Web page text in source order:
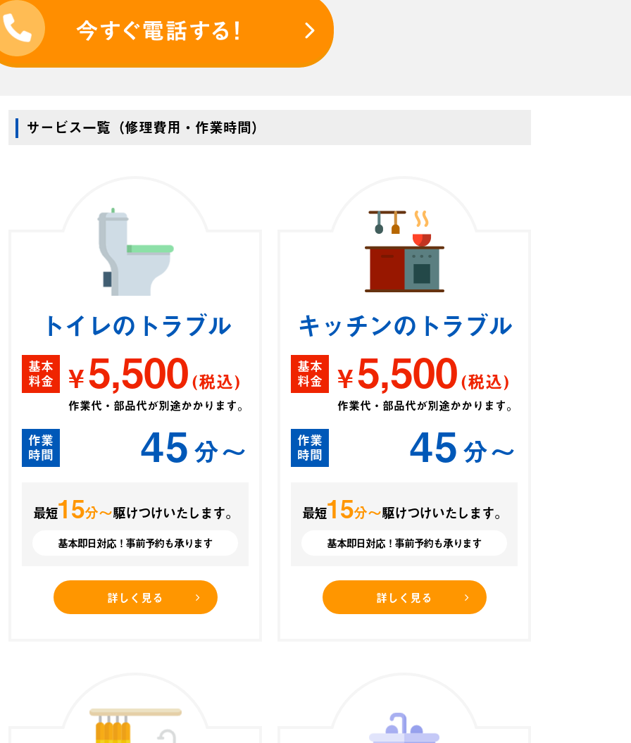
サービス一覧（修理費用・作業時間）
トイレのトラブル
基本
料金 ¥5,500(税込)
作業代・部品代が別途かかります。
作業
時間 45分〜
最短15分〜駆けつけいたします。
基本即日対応！事前予約も承ります
詳しく見る
キッチンのトラブル
基本
料金 ¥5,500(税込)
作業代・部品代が別途かかります。
作業
時間 45分〜
最短15分〜駆けつけいたします。
基本即日対応！事前予約も承ります
詳しく見る